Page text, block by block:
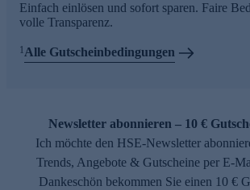
Einfach einlösen und sofort sparen. Faire
volle Transparenz.
1 Alle Gutscheinbedingungen
Newsletter abonnieren – 10 €
Ich möchte den HSE-Newsletter
Trends, Angebote & Gutscheine per E-
Dankeschön bekommen Sie einen 10 €